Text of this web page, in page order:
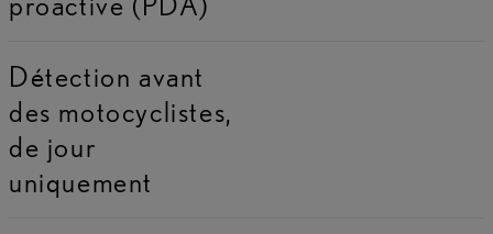
Détection avant
des motocyclistes,
de jour
uniquement